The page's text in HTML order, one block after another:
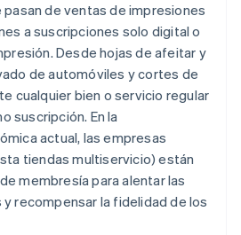
de ventas de impresiones
a suscripciones solo digital o
Desde hojas de afeitar y
de automóviles y cortes de
cualquier bien o servicio regular
suscripción. En la
actual, las empresas
tiendas multiservicio) están
membresía para alentar las
recompensar la fidelidad de los